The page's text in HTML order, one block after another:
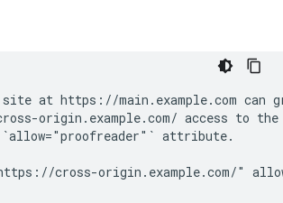
at https://main.example.com can
origin.example.com/ access to
attribute.